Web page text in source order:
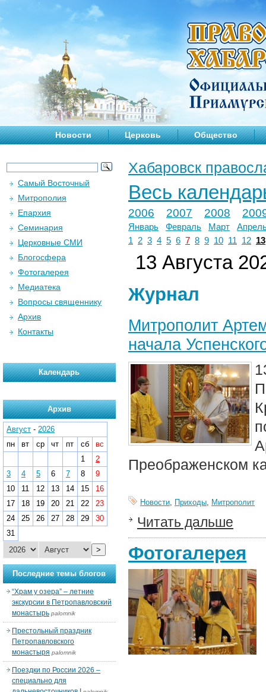
Новости Церковь Общество
Хабаровск
Весь
2006 2007 2008
Январь Февраль Март
1
2 3 4 5 6 7 8 9 10 11 12 13
13 Августа
Журнал
Митрополит
начала
Преображенском
Новости, Приходы, Митрополит
Читать дальше
Фотогалерея
Самый Восточный
Митрополия
Епархия
Семинария
Церковные СМИ
Блогосфера
Фотогалерея
Медиатека
Вопросы священнику
Архив
Контакты
Календарь
Архив
Август - 2026
пн
вт ср чт пт сб
вс
1
2
3
4 5 6 7 8
9
10
11 12 13 14 15
16
17
18 19 20 21 22
23
24
25 26 27 28 29
30
31
>
Последние темы блогов
“Храм у озера” – летние
экскурсии в Петропавловский
монастырь palomnik
Престольный праздник
Петропавловского
монастыря palomnik
Поездки по России 2026 –
специально для